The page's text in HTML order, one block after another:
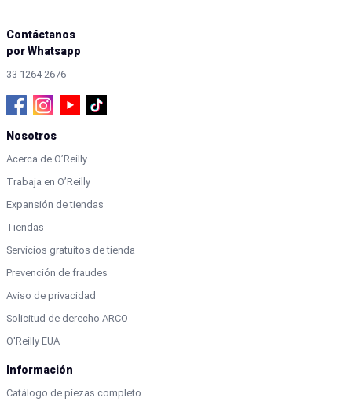
Contáctanos
por Whatsapp
33 1264 2676
Nosotros
Acerca de O’Reilly
Trabaja en O’Reilly
Expansión de tiendas
Tiendas
Servicios gratuitos de tienda
Prevención de fraudes
Aviso de privacidad
Solicitud de derecho ARCO
O'Reilly EUA
Información
Catálogo de piezas completo